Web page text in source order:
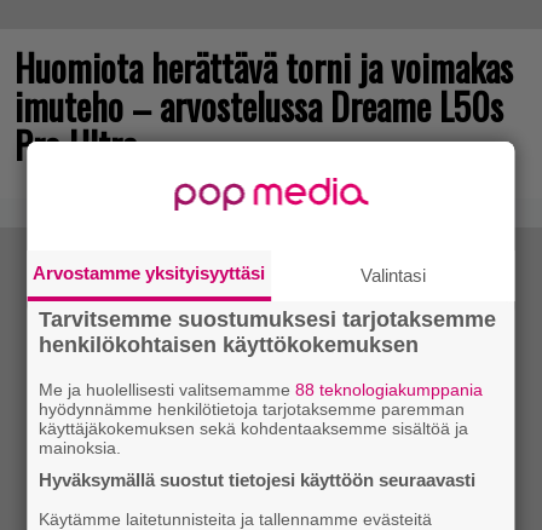
Huomiota herättävä torni ja voimakas
imuteho – arvostelussa Dreame L50s
Pro Ultra
Arvostamme yksityisyyttäsi Valintasi
Tarvitsemme suostumuksesi tarjotaksemme
henkilökohtaisen käyttökokemuksen
Me ja huolellisesti valitsemamme88 teknologiakumppania
hyödynnämme henkilötietoja tarjotaksemme paremman
käyttäjäkokemuksen sekä kohdentaaksemme sisältöä ja
mainoksia.
Hyväksymällä suostut tietojesi käyttöön seuraavasti
Käytämme laitetunnisteita ja tallennamme evästeitä